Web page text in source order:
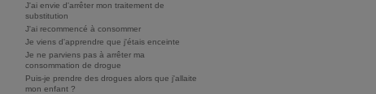
J'ai envie d'arrêter mon traitement de
substitution
J'ai recommencé à consommer
Je viens d'apprendre que j'étais enceinte
Je ne parviens pas à arrêter ma
consommation de drogue
Puis-je prendre des drogues alors que j'allaite
mon enfant ?